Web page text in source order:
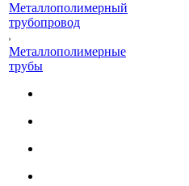
Металлополимерный
трубопровод
Металлополимерные
трубы